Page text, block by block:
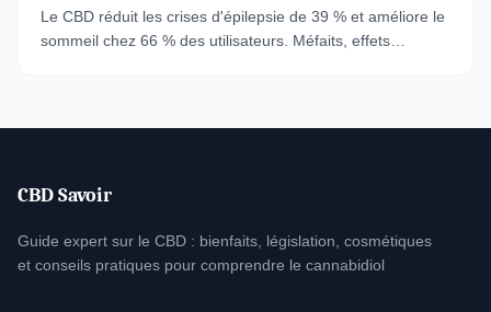
Le CBD réduit les crises d'épilepsie de 39 % et améliore le
sommeil chez 66 % des utilisateurs. Méfaits, effets
CBD Savoir
Guide expert sur le CBD : bienfaits, législation, cosmétiques
et conseils pratiques pour comprendre le cannabidiol